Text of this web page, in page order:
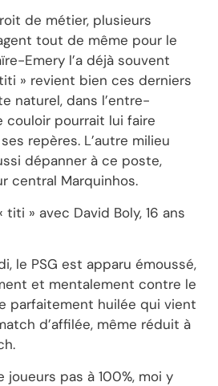
de métier, plusieurs
tout de même pour le
Emery l’a déjà souvent
» revient bien ces derniers
naturel, dans l’entre-
couloir pourrait lui faire
repères. L’autre milieu
dépanner à ce poste,
central Marquinhos.
titi » avec David Boly, 16 ans
le PSG est apparu émoussé,
et mentalement contre le
parfaitement huilée qui vient
d’affilée, même réduit à
joueurs pas à 100%, moi y